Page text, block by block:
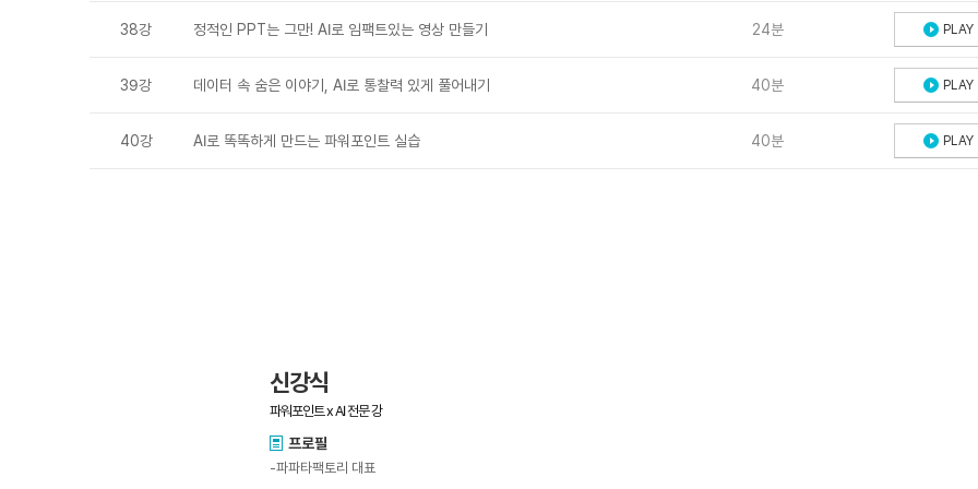
38강 정적인 PPT는 그만! AI로 임팩트있는 영상 만들기 24분 PLAY
39강 데이터 속 숨은 이야기, AI로 통찰력 있게 풀어내기 40분 PLAY
40강 AI로 똑똑하게 만드는 파워포인트 실습 40분 PLAY
신강식
파워포인트 x AI 전문 강
프로필
-파파타팩토리 대표